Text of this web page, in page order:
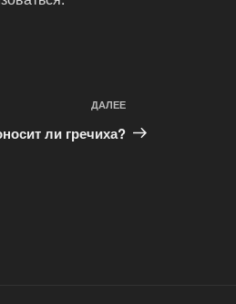
запись
ДАЛЕЕ
ли гречиха?